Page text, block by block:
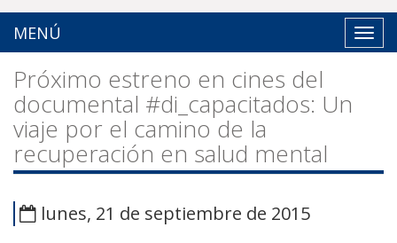
MENÚ
Próximo estreno en cines del
documental #di_capacitados: Un
viaje por el camino de la
recuperación en salud mental
lunes, 21 de septiembre de 2015